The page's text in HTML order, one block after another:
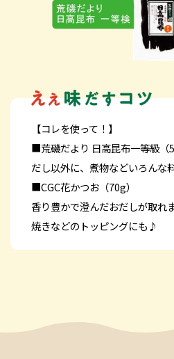
【コレを使って！】
■荒磯だより 日高昆布一等級（
だし以外に、煮物などいろんな
■CGC花かつお（70g）
香り豊かで澄んだおだしが取れ
焼きなどのトッピングにも♪